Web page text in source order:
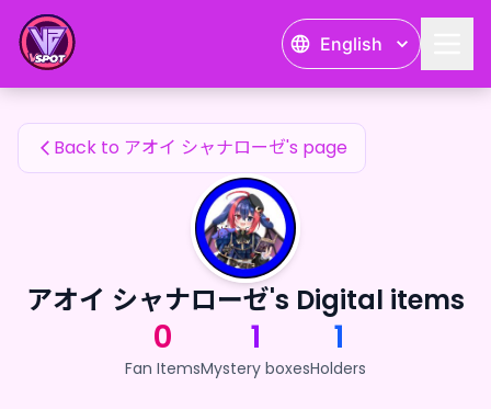
English
アオイ シャナローゼ's Fan Items
Back to アオイ シャナローゼ's page
アオイ シャナローゼ's Digital items
0
Fan Items
1
Mystery boxes
1
Holders
アオイ シャナローゼ's Fan Items — 24karat